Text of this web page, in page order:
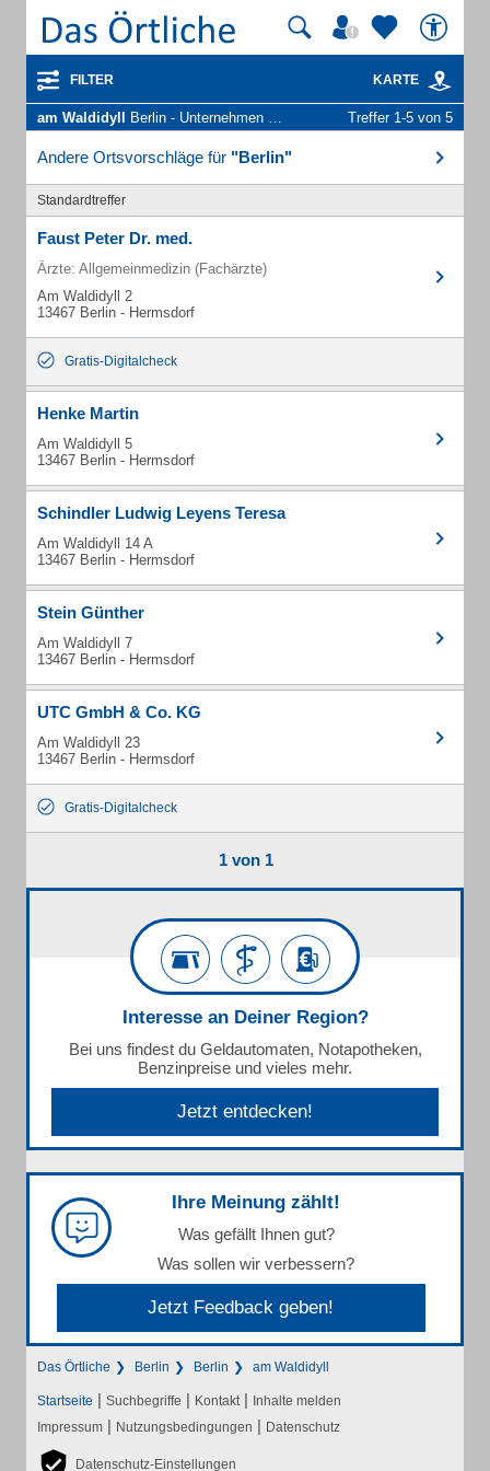
FILTER KARTE
am Waldidyll Berlin - Unternehmen und Personen Treffer 1-5 von 5
Andere Ortsvorschläge für "Berlin"
Standardtreffer
Faust Peter Dr. med.
Ärzte: Allgemeinmedizin (Fachärzte)
Am Waldidyll 2
13467 Berlin - Hermsdorf
Gratis-Digitalcheck
Henke Martin
Am Waldidyll 5
13467 Berlin - Hermsdorf
Schindler Ludwig Leyens Teresa
Am Waldidyll 14 A
13467 Berlin - Hermsdorf
Stein Günther
Am Waldidyll 7
13467 Berlin - Hermsdorf
UTC GmbH & Co. KG
Am Waldidyll 23
13467 Berlin - Hermsdorf
Gratis-Digitalcheck
1 von 1
Interesse an Deiner Region?
Bei uns findest du Geldautomaten, Notapotheken,
Benzinpreise und vieles mehr.
Jetzt entdecken!
Ihre Meinung zählt!
Was gefällt Ihnen gut?
Was sollen wir verbessern?
Jetzt Feedback geben!
Das Örtliche Berlin Berlin am Waldidyll
Startseite | Suchbegriffe | Kontakt | Inhalte melden
Impressum | Nutzungsbedingungen | Datenschutz
Datenschutz-Einstellungen